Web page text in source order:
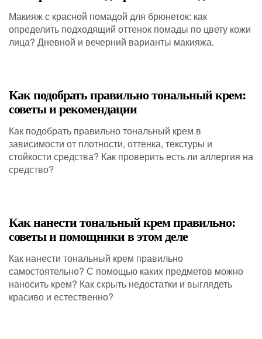
Макияж с красной помадой для брюнеток: как
определить подходящий оттенок помады по цвету кожи
лица? Дневной и вечерний варианты макияжа.
Как подобрать правильно тональный крем:
советы и рекомендации
Как подобрать правильно тональный крем в
зависимости от плотности, оттенка, текстуры и
стойкости средства? Как проверить есть ли аллергия на
средство?
Как нанести тональный крем правильно:
советы и помощники в этом деле
Как нанести тональный крем правильно
самостоятельно? С помощью каких предметов можно
наносить крем? Как скрыть недостатки и выглядеть
красиво и естественно?